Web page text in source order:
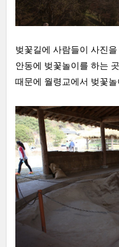
벚꽃길에 사람들이 사진
안동에 벚꽃놀이를 하는
때문에 월령교에서 벚꽃